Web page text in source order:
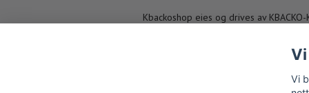
Kbackoshop eies og drives av KBACKO-
Vi